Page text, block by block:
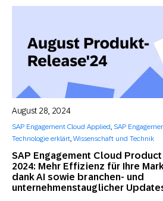
SAP Engagement Cloud
2024: Mehr Effizienz für Ihre
dank AI sowie branchen- und
unternehmenstauglicher
August 28, 2024
SAP Engagement Cloud Applied, SAP
Technologie erklärt, Wissenschaft und Technik